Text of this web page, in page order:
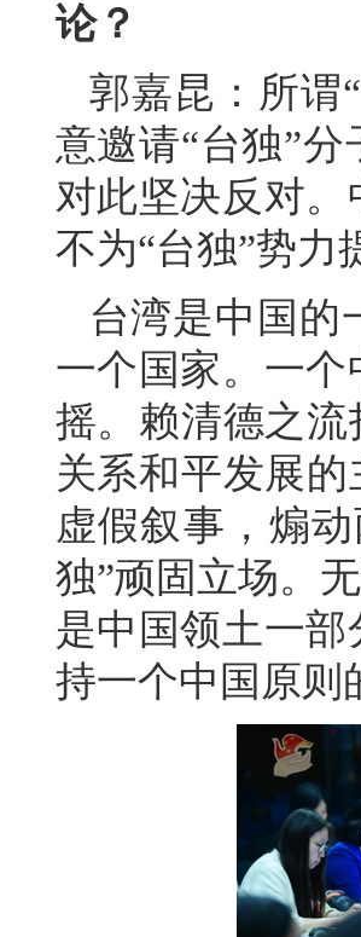
论？
郭嘉昆：所谓
意邀请“台独”
对此坚决反对
不为“台独”势力
台湾是中国的
一个国家。一
摇。赖清德之
关系和平发展
虚假叙事，煽
独”顽固立场。
是中国领土一
持一个中国原则